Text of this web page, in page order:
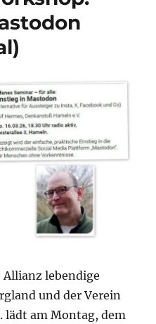
Allianz lebendige
und der Verein
lädt am Montag, dem